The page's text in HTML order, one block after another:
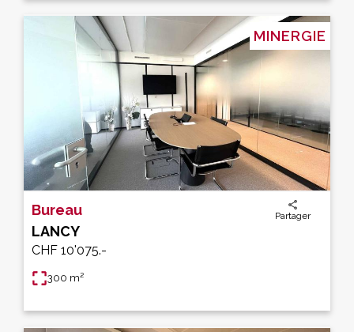
MINERGIE
Partager
Bureau
LANCY
CHF 10'075.-
300 m²